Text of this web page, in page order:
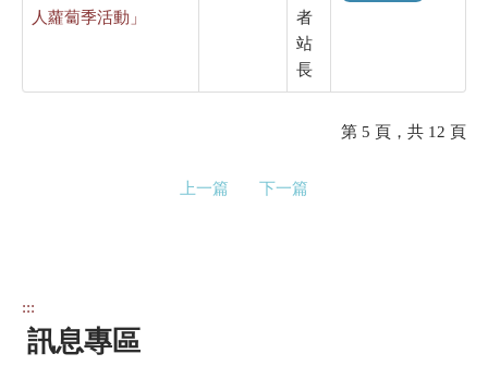
人蘿蔔季活動」
者
站
長
第 5 頁，共 12 頁
上一篇 下一篇
:::
訊息專區